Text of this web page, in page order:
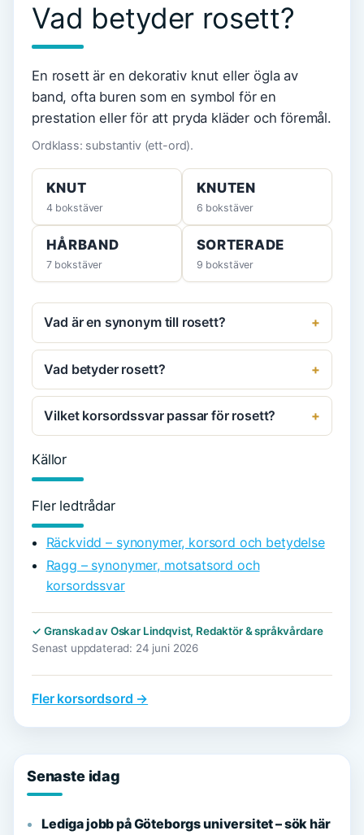
Vad betyder rosett?
En rosett är en dekorativ knut eller ögla av
band, ofta buren som en symbol för en
prestation eller för att pryda kläder och föremål.
Ordklass: substantiv (ett-ord).
KNUT
4 bokstäver
KNUTEN
6 bokstäver
HÅRBAND
7 bokstäver
SORTERADE
9 bokstäver
Vad är en synonym till rosett?
Vad betyder rosett?
Vilket korsordssvar passar för rosett?
Källor
Fler ledtrådar
Räckvidd – synonymer, korsord och betydelse
Ragg – synonymer, motsatsord och
korsordssvar
✓ Granskad av Oskar Lindqvist, Redaktör & språkvårdare
Senast uppdaterad: 24 juni 2026
Fler korsordsord →
Senaste idag
Lediga jobb på Göteborgs universitet – sök här